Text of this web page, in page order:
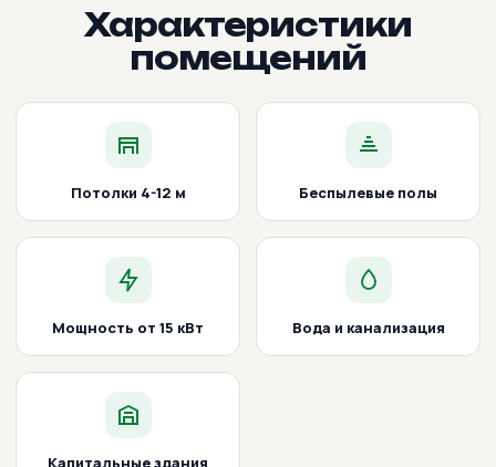
Характеристики
помещений
Потолки 4-12 м Беспылевые полы
Мощность от 15 кВт Вода и канализация
Капитальные здания